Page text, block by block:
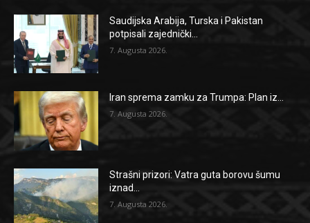
Saudijska Arabija, Turska i Pakistan
potpisali zajednički...
7. Augusta 2026.
Iran sprema zamku za Trumpa: Plan iz...
7. Augusta 2026.
Strašni prizori: Vatra guta borovu šumu
iznad...
7. Augusta 2026.